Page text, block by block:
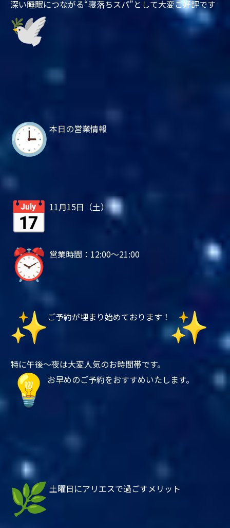
深い睡眠につながる“寝落ちスパ”として大変ご好評です
本日の営業情報
11月15日（土）
営業時間：12:00～21:00
ご予約が埋まり始めております！
特に午後〜夜は大変人気のお時間帯です。
お早めのご予約をおすすめいたします。
土曜日にアリエスで過ごすメリット